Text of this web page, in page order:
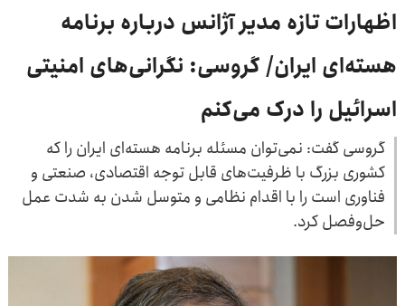
اظهارات تازه مدیر آژانس درباره برنامه
هسته‌ای ایران/ گروسی: نگرانی‌های امنیتی
اسرائیل را درک می‌کنم
گروسی گفت: نمی‌توان مسئله برنامه هسته‌ای ایران را که
کشوری بزرگ با ظرفیت‌های قابل توجه اقتصادی، صنعتی و
فناوری است را با اقدام نظامی و متوسل شدن به شدت عمل
حل‌وفصل کرد.